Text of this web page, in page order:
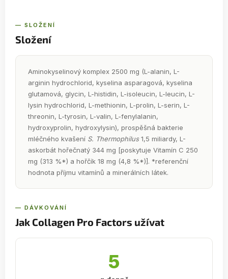
— SLOŽENÍ
Složení
Aminokyselinový komplex 2500 mg (L-alanin, L-
arginin hydrochlorid, kyselina asparagová, kyselina
glutamová, glycin, L-histidin, L-isoleucin, L-leucin, L-
lysin hydrochlorid, L-methionin, L-prolin, L-serin, L-
threonin, L-tyrosin, L-valin, L-fenylalanin,
hydroxyprolin, hydroxylysin), prospěšná bakterie
mléčného kvašení S. Thermophilus1,5 miliardy, L-
askorbát hořečnatý 344 mg [poskytuje Vitamín C 250
mg (313 %*) a hořčík 18 mg (4,8 %*)]. *referenční
hodnota příjmu vitamínů a minerálních látek.
— DÁVKOVÁNÍ
Jak Collagen Pro Factors užívat
5